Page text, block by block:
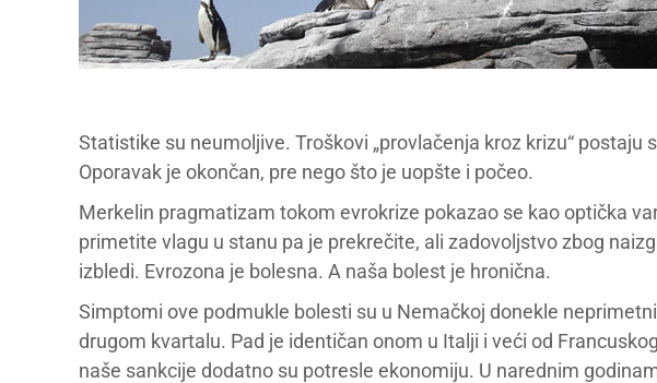
Statistike su neumoljive. Troškovi „provlačenja kroz krizu“ postaju
Oporavak je okončan, pre nego što je uopšte i počeo.
Merkelin pragmatizam tokom evrokrize pokazao se kao optička
primetite vlagu u stanu pa je prekrečite, ali zadovoljstvo zbog
izbledi. Evrozona je bolesna. A naša bolest je hronična.
Simptomi ove podmukle bolesti su u Nemačkoj donekle
drugom kvartalu. Pad je identičan onom u Italji i veći od
naše sankcije dodatno su potresle ekonomiju. U narednim